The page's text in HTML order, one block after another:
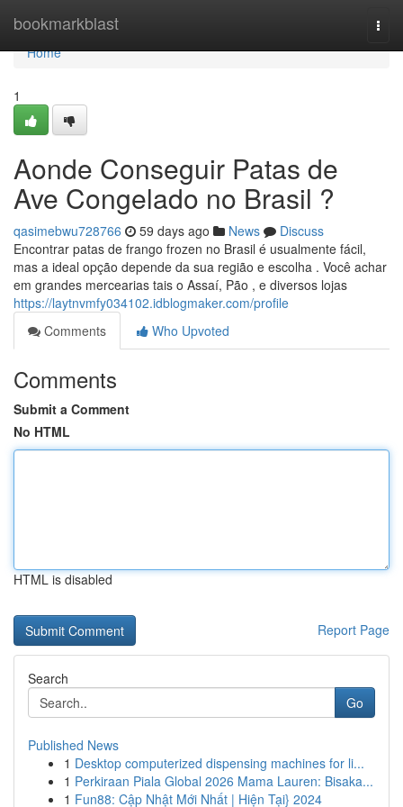
bookmarkblast
Home
Home
1
Aonde Conseguir Patas de
Ave Congelado no Brasil ?
qasimebwu728766 59 days ago News
Discuss
Encontrar patas de frango frozen no Brasil é usualmente fácil,
mas a ideal opção depende da sua região e escolha . Você achar
em grandes mercearias tais o Assaí, Pão , e diversos lojas
https://laytnvmfy034102.idblogmaker.com/profile
Comments
Who Upvoted
Comments
Submit a Comment
No HTML
HTML is disabled
Report Page
Search
Go
Published News
1 Desktop computerized dispensing machines for li...
1 Perkiraan Piala Global 2026 Mama Lauren: Bisaka...
1 Fun88: Cập Nhật Mới Nhất | Hiện Tại} 2024